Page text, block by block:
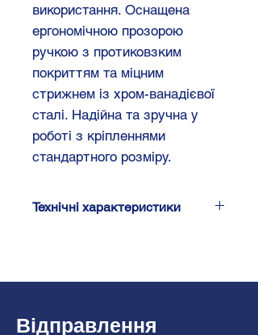
використання. Оснащена
ергономічною прозорою
ручкою з протиковзким
покриттям та міцним
стрижнем із хром-ванадієвої
сталі. Надійна та зручна у
роботі з кріпленнями
стандартного розміру.
Технічні характеристики
Виробник: Pro'sKit
Довжина стрижня: 100 мм
Відправлення